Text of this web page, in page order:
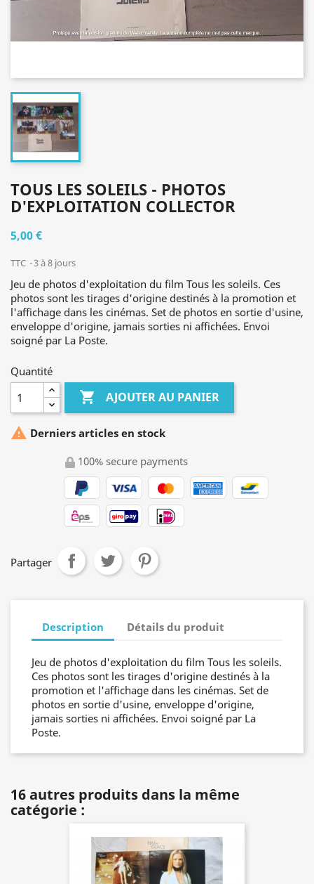
TOUS LES SOLEILS - PHOTOS
D'EXPLOITATION COLLECTOR
5,00 €
TTC 3 à 8 jours
Jeu de photos d'exploitation du film Tous les soleils. Ces
photos sont les tirages d'origine destinés à la promotion et
l'affichage dans les cinémas. Set de photos en sortie d'usine,
enveloppe d'origine, jamais sorties ni affichées. Envoi
soigné par La Poste.
Quantité
 AJOUTER AU PANIER
 Derniers articles en stock
100% secure payments
Partager
Description Détails du produit
Jeu de photos d'exploitation du film Tous les soleils.
Ces photos sont les tirages d'origine destinés à la
promotion et l'affichage dans les cinémas. Set de
photos en sortie d'usine, enveloppe d'origine,
jamais sorties ni affichées. Envoi soigné par La
Poste.
16 autres produits dans la même
catégorie :